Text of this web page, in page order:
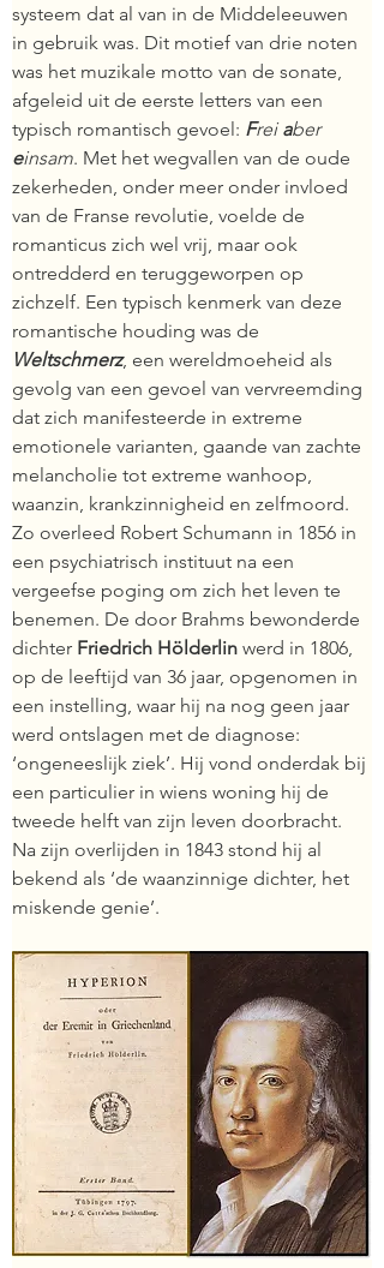
systeem dat al van in de Middeleeuwen
in gebruik was. Dit motief van drie noten
was het muzikale motto van de sonate,
afgeleid uit de eerste letters van een
typisch romantisch gevoel: Frei aber
einsam. Met het wegvallen van de oude
zekerheden, onder meer onder invloed
van de Franse revolutie, voelde de
romanticus zich wel vrij, maar ook
ontredderd en teruggeworpen op
zichzelf. Een typisch kenmerk van deze
romantische houding was de
Weltschmerz, een wereldmoeheid als
gevolg van een gevoel van vervreemding
dat zich manifesteerde in extreme
emotionele varianten, gaande van zachte
melancholie tot extreme wanhoop,
waanzin, krankzinnigheid en zelfmoord.
Zo overleed Robert Schumann in 1856 in
een psychiatrisch instituut na een
vergeefse poging om zich het leven te
benemen. De door Brahms bewonderde
dichter Friedrich Hölderlin werd in 1806,
op de leeftijd van 36 jaar, opgenomen in
een instelling, waar hij na nog geen jaar
werd ontslagen met de diagnose:
‘ongeneeslijk ziek’. Hij vond onderdak bij
een particulier in wiens woning hij de
tweede helft van zijn leven doorbracht.
Na zijn overlijden in 1843 stond hij al
bekend als ‘de waanzinnige dichter, het
miskende genie’.